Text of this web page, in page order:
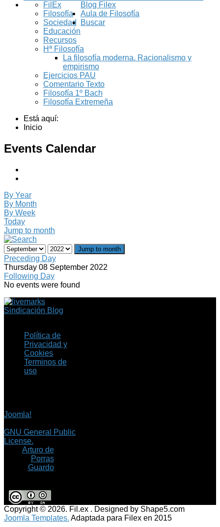
Blog Filex
FilEx
Filosofía
Sociedad
Educación
Recursos
Aula de Filosofía
Hª Filosofía
La filosofía moderna. Racionalismo y
empirismo
Ejercicios PAU
Comentario Texto
Filosofía 1º Bach
Filosofía Extremeña
Buscar
Está aquí:
Inicio
Events Calendar
By Year
By Month
By Week
Today
Jump to month
Jump to month
Preceding Day
Thursday 08 September 2022
Following Day
No events were found
Sindicación Blog
Política de
Privacidad y
Cookies
Terminos de
uso
Joomla!
GNU General Public
License.
Arturo de
Porras
Guardo
Copyright © 2026. Fil.ex . Designed by Shape5.com
Joomla Templates. Adaptada para Filex en 2015